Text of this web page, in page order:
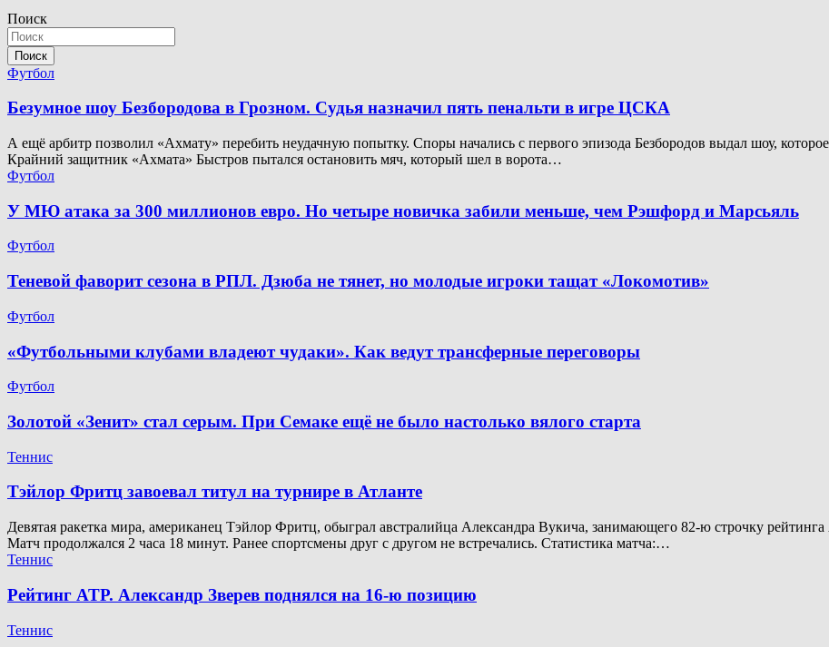
Поиск
Поиск
Футбол
Безумное шоу Безбородова в Грозном. Судья назначил пять пенальти в игре ЦСКА
А ещё арбитр позволил «Ахмату» перебить неудачную попытку. Споры начались с первого эпизода Безбородов выдал шоу,
Крайний защитник «Ахмата» Быстров пытался остановить мяч, который шел в ворота…
Футбол
У МЮ атака за 300 миллионов евро. Но четыре новичка забили меньше, чем Рэшфорд и Марсьяль
Футбол
Теневой фаворит сезона в РПЛ. Дзюба не тянет, но молодые игроки тащат «Локомотив»
Футбол
«Футбольными клубами владеют чудаки». Как ведут трансферные переговоры
Футбол
Золотой «Зенит» стал серым. При Семаке ещё не было настолько вялого старта
Теннис
Тэйлор Фритц завоевал титул на турнире в Атланте
Девятая ракетка мира, американец Тэйлор Фритц, обыграл австралийца Александра Вукича, занимающего 82-ю строчку
Матч продолжался 2 часа 18 минут. Ранее спортсмены друг с другом не встречались. Статистика матча:…
Теннис
Рейтинг ATP. Александр Зверев поднялся на 16-ю позицию
Теннис